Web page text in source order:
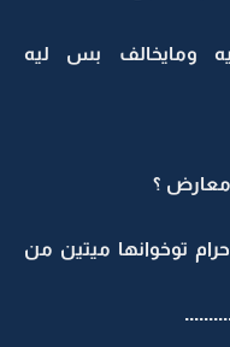
ومايخالف بس ليه
؟
توخوانها ميتين من